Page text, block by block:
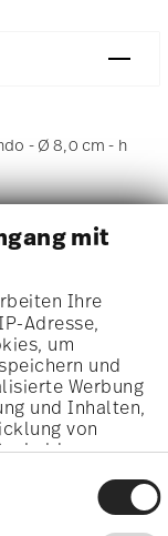
mit
Ihre
Adresse,
um
und
Werbung
und Inhalten,
von
über die
auf das
- Ø 8,0 cm - h